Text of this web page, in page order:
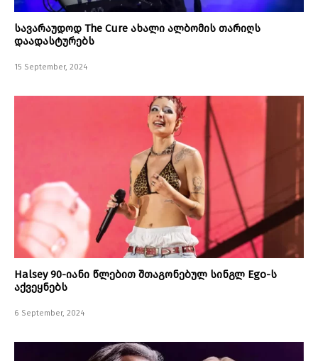
სავარაუდოდ The Cure ახალი ალბომის თარიღს
დაადასტურებს
15 September, 2024
Halsey 90-იანი წლებით შთაგონებულ სინგლ Ego-ს
აქვეყნებს
6 September, 2024